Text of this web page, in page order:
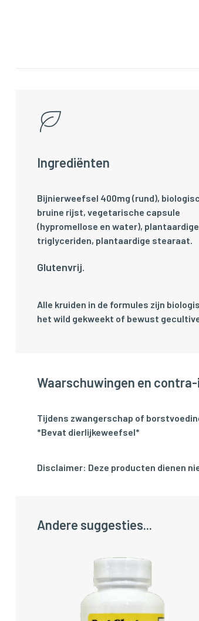
Ingrediënten
Bijnierweefsel 400mg (rund),
bruine rijst, vegetarische capsule
(hypromellose en water), plantaardige
triglyceriden, plantaardige stearaat.
Glutenvrij.
Alle kruiden in de formules zijn
het wild gekweekt of bewust
Waarschuwingen en
Tijdens zwangerschap of
*Bevat dierlijkeweefsel*
Disclaimer: Deze producten dienen
Andere suggesties...